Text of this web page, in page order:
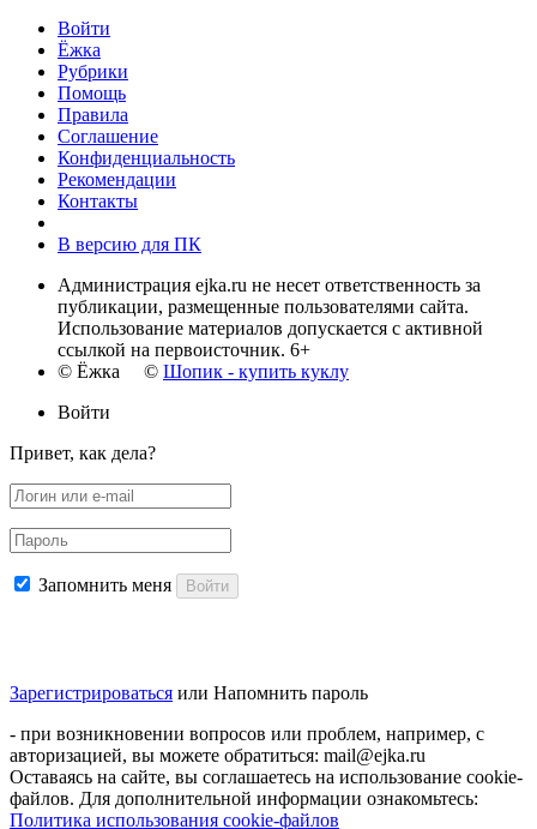
Войти
Ёжка
Рубрики
Помощь
Правила
Соглашение
Конфиденциальность
Рекомендации
Контакты
В версию для ПК
Администрация ejka.ru не несет ответственность за
публикации, размещенные пользователями сайта.
Использование материалов допускается с активной
ссылкой на первоисточник. 6+
© Ёжка © Шопик - купить куклу
Войти
Привет, как дела?
Запомнить меня Войти
Зарегистрироваться или Напомнить пароль
- при возникновении вопросов или проблем, например, с
авторизацией, вы можете обратиться: mail@ejka.ru
Оставаясь на сайте, вы соглашаетесь на использование cookie-
файлов. Для дополнительной информации ознакомьтесь:
Политика использования cookie-файлов